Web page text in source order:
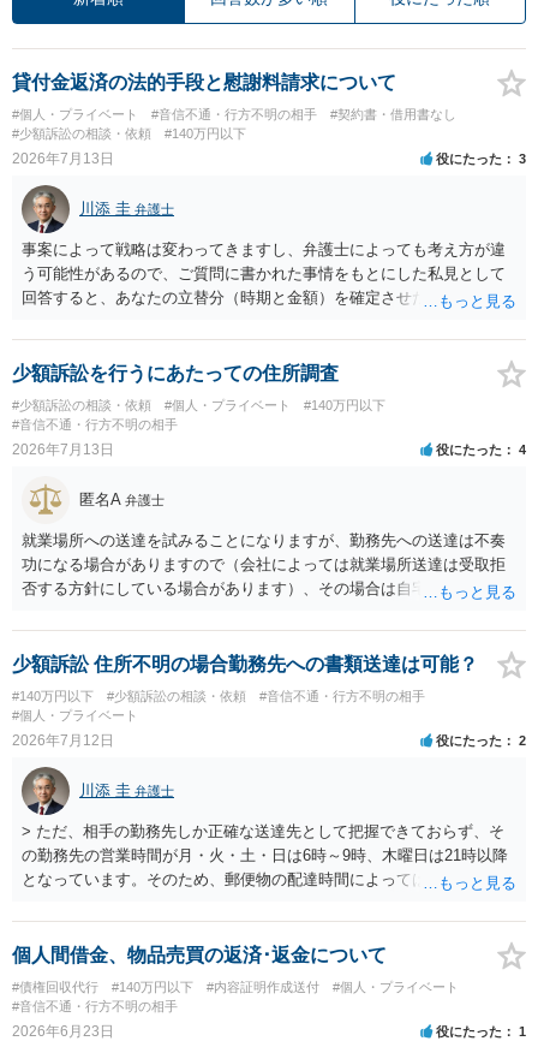
貸付金返済の法的手段と慰謝料請求について
#個人・プライベート #音信不通・行方不明の相手
#契約書・借用書なし
#少額訴訟の相談・依頼
#140万円以下
2026年7月13日 役にたった 3
川添 圭 弁護士
事案によって戦略は変わってきますし、弁護士によっても考え方が違
う可能性があるので、ご質問に書かれた事情をもとにした私見として
回答すると、あなたの立替分（時期と金額）を確定させた上で、淡々
と、もし異議申立てがなされる可能性が高そうであれば時間の浪費
（通常訴訟へ移行する日数分空転する）になりますし、支払督促及び
その異議後の通常訴訟は相手方の住所地が管轄裁判所になるため（特
に相手方が遠方である場合は）対応が面倒な場合があるからです。相
手方の主張については、和解で減額を考慮すればよいと思います。 な
ダメージが大きく」という理由では、慰謝料請求は通常は認められま
せん。
少額訴訟を行うにあたっての住所調査
#少額訴訟の相談・依頼 #個人・プライベート
#140万円以下
#音信不通・行方不明の相手
2026年7月13日 役にたった 4
匿名A 弁護士
就業場所への送達を試みることになりますが、勤務先への送達は不奏
功になる場合がありますので（会社によっては就業場所送達は受取拒
否する方針にしている場合があります）、その場合は自宅の住所調査
少額訴訟 住所不明の場合勤務先への書類送達は可能？
#140万円以下 #少額訴訟の相談・依頼
#音信不通・行方不明の相手
#個人・プライベート
2026年7月12日 役にたった 2
川添 圭 弁護士
> ただ、相手の勤務先しか正確な送達先として把握できておらず、そ
の勤務先の営業時間が月・火・土・日は6時～9時、木曜日は21時以降
となっています。そのため、郵便物の配達時間によっては受け取りが
夜間の送達を上申するのが基本になりますが、感覚的には郵便局を動
かすには早すぎるので執行官送達を申し立てる必要があるかもしれま
せん。裁判所としては（あまりに特殊すぎて）就業場所送達を認めな
い可能性もありますし、執行官送達には費用もかかりますので、まず
は裁判所へ相談した方がよいと思います。
個人間借金、物品売買の返済･返金について
#債権回収代行 #140万円以下 #内容証明作成送付
#個人・プライベート
#音信不通・行方不明の相手
2026年6月23日 役にたった 1